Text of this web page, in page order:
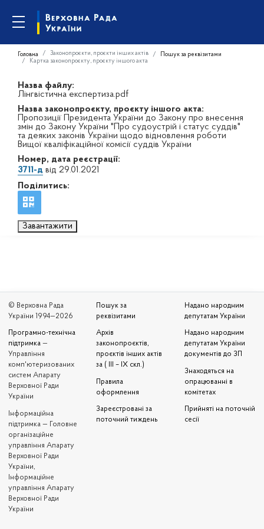
Головна Законопроєкти, проєкти інших актів
Пошук за реквізитами
Картка законопроєкту, проєкту іншого акта
Назва файлу:
Лінгвістична експертиза.pdf
Назва законопроєкту, проєкту іншого акта:
Пропозиції Президента України до Закону про внесення
змін до Закону України "Про судоустрій і статус суддів"
та деяких законів України щодо відновлення роботи
Вищої кваліфікаційної комісії суддів України
Номер, дата реєстрації:
3711-д від 29.01.2021
Поділитись:
Завантажити
© Верховна Рада
України 1994—2026
Програмно-технічна
підтримка —
Управління
комп'ютеризованих
систем Апарату
Верховної Ради
України
Iнформаційна
підтримка — Головне
організаційне
управління Апарату
Верховної Ради
України,
Інформаційне
управління Апарату
Верховної Ради
України
Пошук за
реквізитами
Архів
законопроєктів,
проєктів інших актів
за ( III – IX скл.)
Правила
оформлення
Зареєстровані за
поточний тиждень
Надано народним
депутатам України
Надано народним
депутатам України
документів до ЗП
Знаходяться на
опрацюванні в
комітетах
Прийняті на поточній
сесії